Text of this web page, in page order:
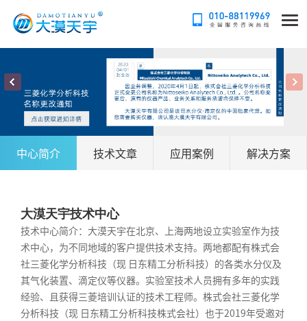
中心简介 技术文章 应用案例 解决方案
大漠天宇技术中心
技术中心简介：大漠天宇在北京、上海两地设立实验室作为技
术中心，为不同地域的客户提供技术支持。两地都配有株式会
社三菱化学分析科技（现 日东精工分析科技）的各类水分仪及
其气化装置、滴定仪等仪器。实验室技术人员拥有多年的实践
经验、且获得三菱培训认证的技术工程师。株式会社三菱化学
分析科技（现 日东精工分析科技株式会社）也于2019年受邀对